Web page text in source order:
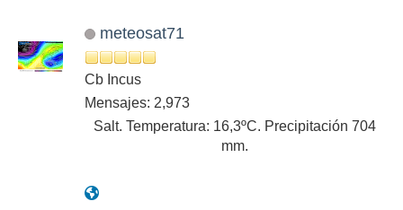
meteosat71
Cb Incus
Mensajes: 2,973
Salt. Temperatura: 16,3ºC. Precipitación 704
mm.